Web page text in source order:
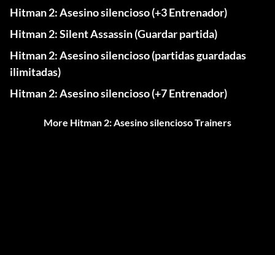
Hitman 2: Asesino silencioso (+3 Entrenador)
Hitman 2: Silent Assassin (Guardar partida)
Hitman 2: Asesino silencioso (partidas guardadas
ilimitadas)
Hitman 2: Asesino silencioso (+7 Entrenador)
More Hitman 2: Asesino silencioso Trainers